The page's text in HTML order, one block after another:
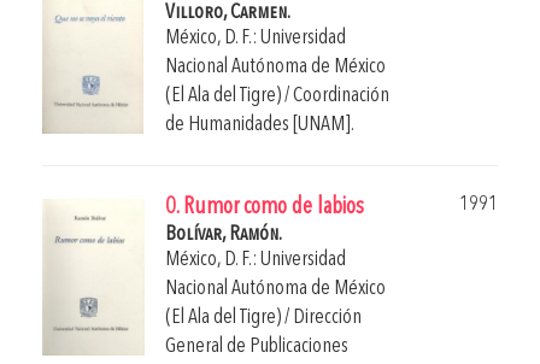
Villoro, Carmen.
México, D. F.: Universidad
Nacional Autónoma de México
(El Ala del Tigre) / Coordinación
de Humanidades [UNAM].
0. Rumor como de labios
1991
Bolívar, Ramón.
México, D. F.: Universidad
Nacional Autónoma de México
(El Ala del Tigre) / Dirección
General de Publicaciones